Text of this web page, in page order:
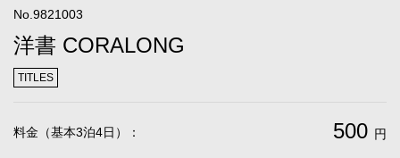
No.9821003
洋書 CORALONG
TITLES
料金（基本3泊4日）： 500 円